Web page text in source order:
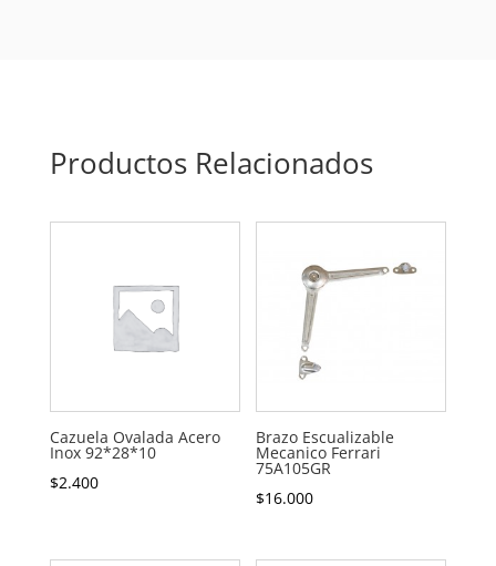
Productos Relacionados
Cazuela Ovalada Acero
Inox 92*28*10
$2.400
Brazo Escualizable
Mecanico Ferrari
75A105GR
$16.000